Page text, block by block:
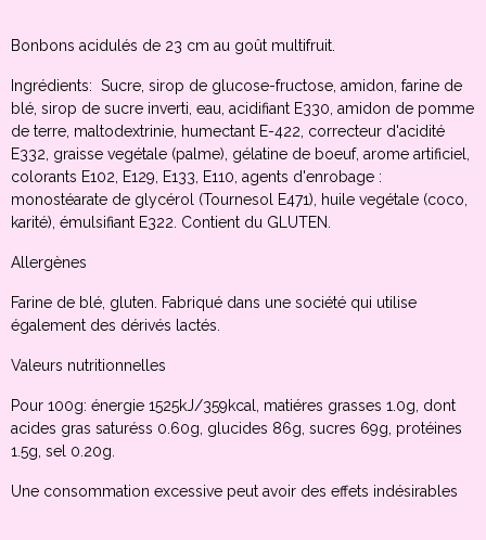
Bonbons acidulés de 23 cm au goût multifruit.
Ingrédients: Sucre, sirop de glucose-fructose, amidon, farine de
blé, sirop de sucre inverti, eau, acidifiant E330, amidon de pomme
de terre, maltodextrinie, humectant E-422, correcteur d'acidité
E332, graisse vegétale (palme), gélatine de boeuf, arome artificiel,
colorants E102, E129, E133, E110, agents d'enrobage :
monostéarate de glycérol (Tournesol E471), huile vegétale (coco,
karité), émulsifiant E322. Contient du GLUTEN.
Allergènes
Farine de blé, gluten. Fabriqué dans une société qui utilise
également des dérivés lactés.
Valeurs nutritionnelles
Pour 100g: énergie 1525kJ/359kcal, matiéres grasses 1.0g, dont
acides gras saturéss 0.60g, glucides 86g, sucres 69g, protéines
1.5g, sel 0.20g.
Une consommation excessive peut avoir des effets indésirables